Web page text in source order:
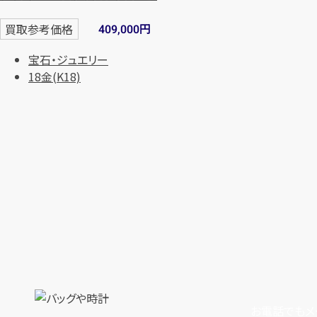
買取参考価格 409,000円
宝石・ジュエリー
18金(K18)